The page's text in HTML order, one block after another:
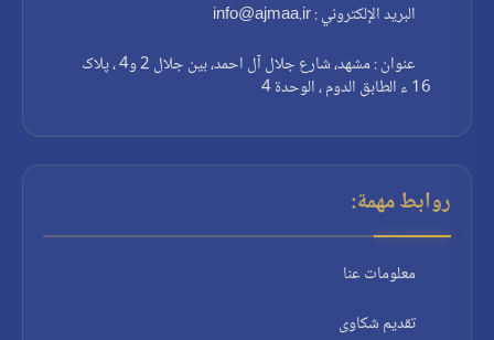
البريد الإلكتروني : info@ajmaa.ir
عنوان : مشهد، شارع جلال آل احمد، بين جلال 2 و4 ، پلاک
16 ء الطابق الدوم ، الوحدة 4
روابط مهمة:
معلومات عنا
تقديم شكاوى